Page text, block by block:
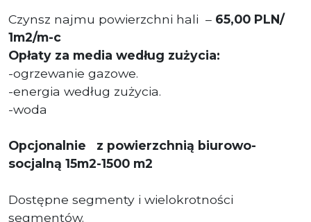
Czynsz najmu powierzchni hali – 65,00 PLN/
1m2/m-c
Opłaty za media według zużycia:
-ogrzewanie gazowe.
-energia według zużycia.
-woda
Opcjonalnie z powierzchnią biurowo-
socjalną 15m2-1500 m2
Dostępne segmenty i wielokrotności
segmentów.